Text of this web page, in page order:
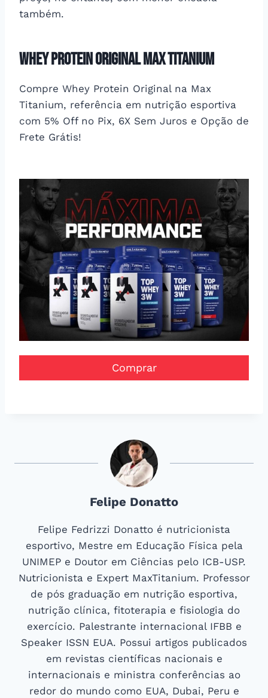
também.
Whey Protein Original Max Titanium
Compre Whey Protein Original na Max
Titanium, referência em nutrição esportiva
com 5% Off no Pix, 6X Sem Juros e Opção de
Frete Grátis!
Comprar
Felipe Donatto
Felipe Fedrizzi Donatto é nutricionista
esportivo, Mestre em Educação Física pela
UNIMEP e Doutor em Ciências pelo ICB-USP.
Nutricionista e Expert MaxTitanium. Professor
de pós graduação em nutrição esportiva,
nutrição clínica, fitoterapia e fisiologia do
exercício. Palestrante internacional IFBB e
Speaker ISSN EUA. Possui artigos publicados
em revistas científicas nacionais e
internacionais e ministra conferências ao
redor do mundo como EUA, Dubai, Peru e